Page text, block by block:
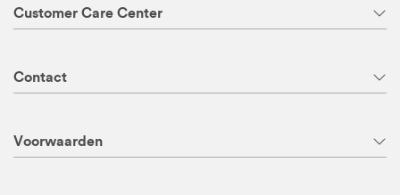
Customer Care Center
Contact
Voorwaarden